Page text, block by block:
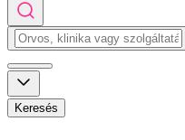
Keresés